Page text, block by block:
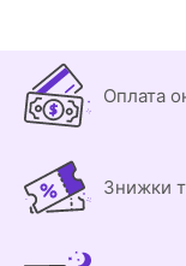
Оплата
Знижки